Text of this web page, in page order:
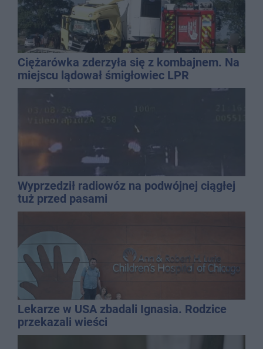
Ciężarówka zderzyła się z kombajnem. Na
miejscu lądował śmigłowiec LPR
Wyprzedził radiowóz na podwójnej ciągłej
tuż przed pasami
Lekarze w USA zbadali Ignasia. Rodzice
przekazali wieści